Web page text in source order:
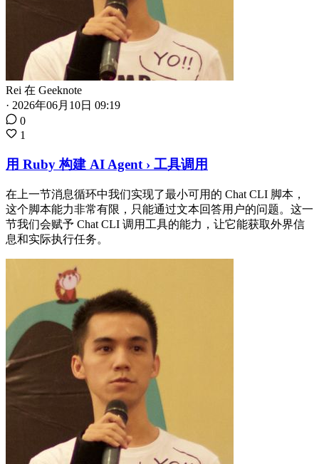
Rei 在 Geeknote
· 2026年06月10日 09:19
0
1
用 Ruby 构建 AI Agent › 工具调用
在上一节消息循环中我们实现了最小可用的 Chat CLI 脚本，
这个脚本能力非常有限，只能通过文本回答用户的问题。这一
节我们会赋予 Chat CLI 调用工具的能力，让它能获取外界信
息和实际执行任务。